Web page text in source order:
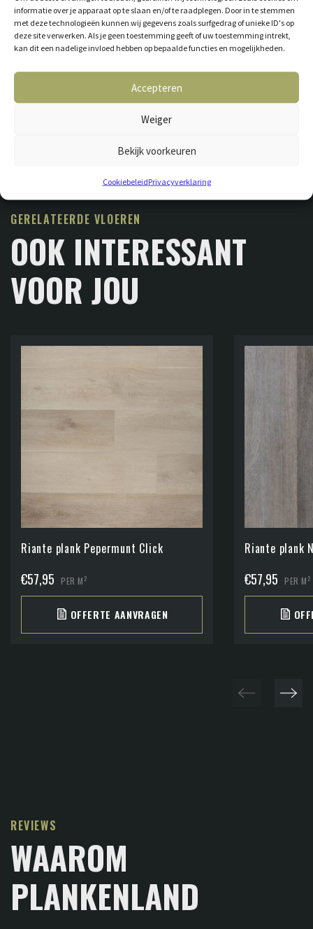
informatie over je apparaat op te slaan en/of te raadplegen. Door in te stemmen
met deze technologieën kunnen wij gegevens zoals surfgedrag of unieke ID's op
deze site verwerken. Als je geen toestemming geeft of uw toestemming intrekt,
kan dit een nadelige invloed hebben op bepaalde functies en mogelijkheden.
Accepteren
Weiger
Bekijk voorkeuren
CookiebeleidPrivacyverklaring
GERELATEERDE VLOEREN
OOK INTERESSANT
VOOR JOU
Riante plank Pepermunt Click
€57,95 PER M2
OFFERTE AANVRAGEN
Riante plank
€57,95 PER M2
REVIEWS
WAAROM
PLANKENLAND